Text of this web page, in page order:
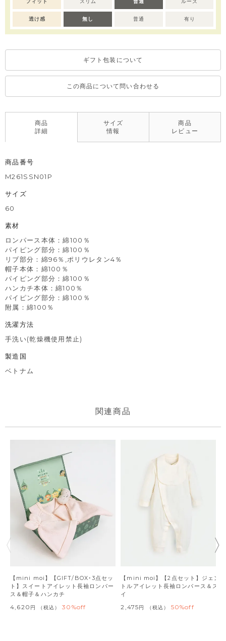
mini moi ラインは小さなmoimolnという意味で、シンプルでク
リーンな印象の出産準備品です。
綿100% 素材のアイレットジャカードが高級感があり、贈り物に
限定トレアド妖精パッケージ
WOODLAND FAIRIES BRING GOOD LUCK TO YOUR
森の妖精たちがあなたの赤ちゃんに幸運をもたらすでしょう
トレアドとは
小さな子供を意味する Tot（トット）と森の中の妖精を意味する
Oread（オレアド）の合成語で、moimolnの森の妖精キャラク
「世界中のみんなが幸せだったらいいのに」という願いから、赤
ちゃんの誕生を祝う新生児ギフトセットパッケージにお世話する
※全サイズ：スナップボタンで全開きするタイプです。
えいただくことをおすすめします。
※撮影･モニター環境等により実際の商品の色味と異なって見える
場合がございます。
フィット スリム 普通 ルーズ
透け感 無し 普通 有り
ギフト包装について
この商品について問い合わせる
商品
詳細
サイズ
情報
商品
レビュー
商品番号
M261SSN01P
サイズ
60
素材
ロンパース本体：綿100％
パイピング部分：綿100％
リブ部分：綿96％,ポリウレタン4％
帽子本体：綿100％
パイピング部分：綿100％
ハンカチ本体：綿100％
パイピング部分：綿100％
附属：綿100％
洗濯方法
手洗い(乾燥機使用禁止)
製造国
ベトナム
【mini moi】【GIFT/BOX･3点セッ
ト】スイートアイレット長袖ロンパー
ス＆帽子＆ハンカチ
4,620 税込 30%off
【mini moi】【2点セット】ジェン
トルアイレット長袖ロンパース＆スタ
イ
2,475 税込 50%off